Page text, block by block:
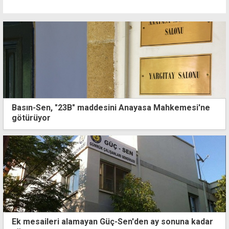
Basın-Sen, "23B" maddesini Anayasa Mahkemesi'ne
götürüyor
Ek mesaileri alamayan Güç-Sen'den ay sonuna kadar